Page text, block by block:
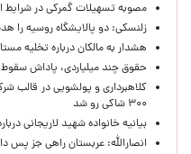
مصوبه تسهیلات گمرکی در شرایط
زلنسکی: دو پالایشگاه روسیه را
هشدار به مالکان درباره تخلیه
حقوق چند میلیاردی، پاداش
کلاهبرداری و پولشویی در قالب
۳۰۰ شاکی رو شد
بیانیه خانواده شهید لاریجانی
انصارالله: عربستان راهی جز پس